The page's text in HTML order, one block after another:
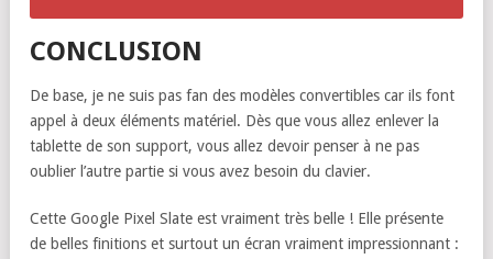
CONCLUSION
De base, je ne suis pas fan des modèles convertibles car ils font
appel à deux éléments matériel. Dès que vous allez enlever la
tablette de son support, vous allez devoir penser à ne pas
oublier l’autre partie si vous avez besoin du clavier.
Cette Google Pixel Slate est vraiment très belle ! Elle présente
de belles finitions et surtout un écran vraiment impressionnant :